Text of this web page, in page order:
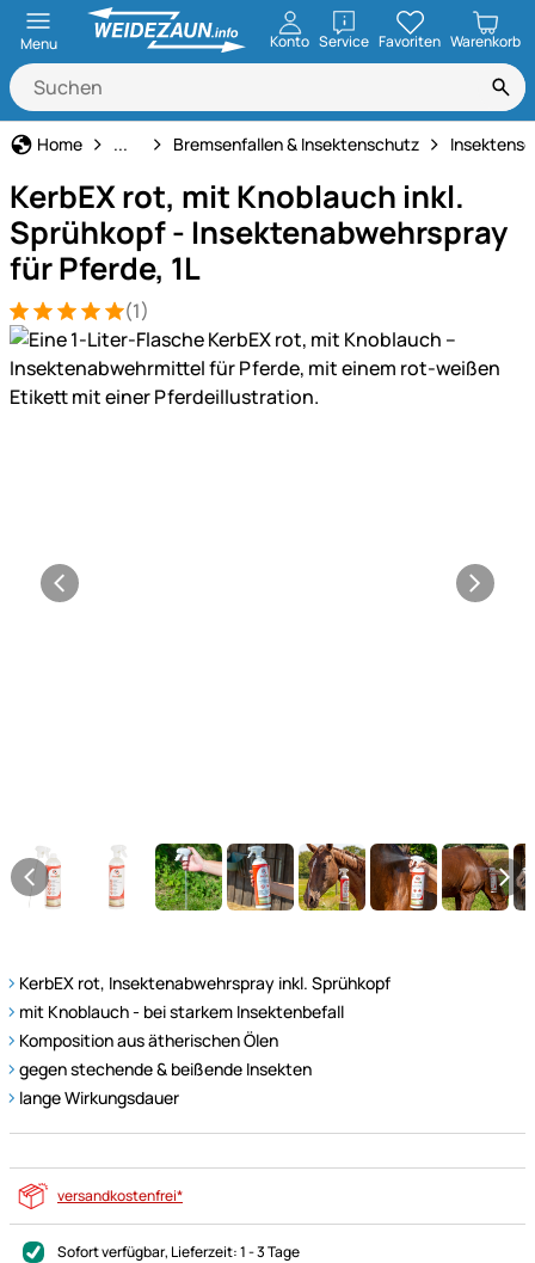
Menu Konto ServiceöffnenFavoriten Warenkorb
Home Pferdehaltung
... Bremsenfallen & Insektenschutz
KerbEX rot, mit Knoblauch inkl.
Sprühkopf - Insektenabwehrspray
für Pferde, 1L
Bewertung: 5 von 5 (1 Bewertungen)
1 Bewertung (1)
Produktgalerie
KerbEX rot, Insektenabwehrspray inkl. Sprühkopf
mit Knoblauch - bei starkem Insektenbefall
Komposition aus ätherischen Ölen
gegen stechende & beißende Insekten
lange Wirkungsdauer
versandkostenfrei*
Sofort verfügbar, Lieferzeit:1 - 3 Tage